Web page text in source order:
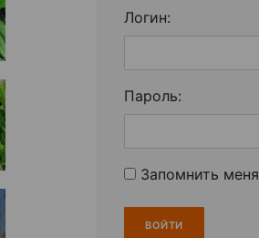
Логин:
Пароль:
Запомнить меня